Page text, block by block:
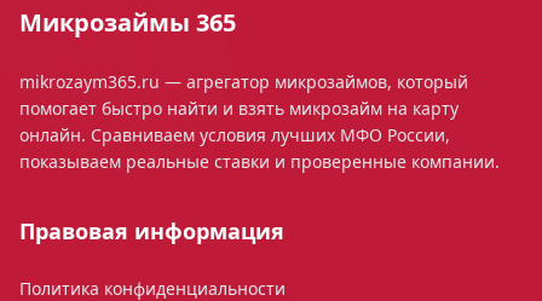
Микрозаймы 365
mikrozaym365.ru — агрегатор микрозаймов, который
помогает быстро найти и взять микрозайм на карту
онлайн. Сравниваем условия лучших МФО России,
показываем реальные ставки и проверенные компании.
Правовая информация
Политика конфиденциальности